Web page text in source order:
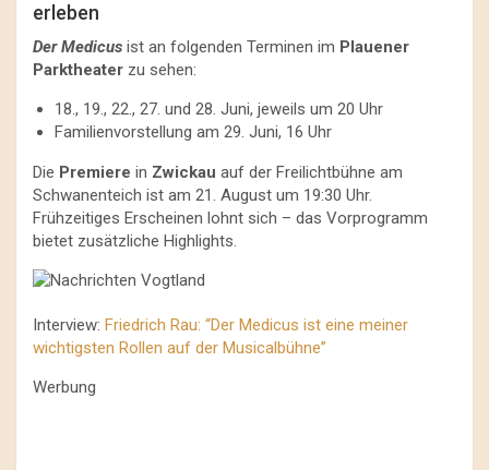
erleben
Der Medicus ist an folgenden Terminen im Plauener
Parktheater zu sehen:
18., 19., 22., 27. und 28. Juni, jeweils um 20 Uhr
Familienvorstellung am 29. Juni, 16 Uhr
Die Premiere in Zwickau auf der Freilichtbühne am
Schwanenteich ist am 21. August um 19:30 Uhr.
Frühzeitiges Erscheinen lohnt sich – das Vorprogramm
bietet zusätzliche Highlights.
Interview: Friedrich Rau: “Der Medicus ist eine meiner
wichtigsten Rollen auf der Musicalbühne”
Werbung